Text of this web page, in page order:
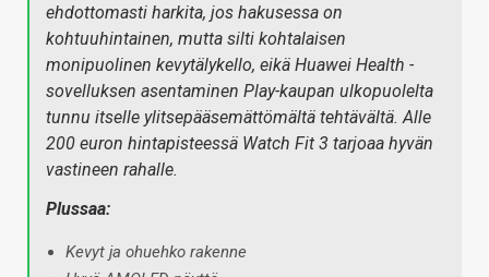
ehdottomasti harkita, jos hakusessa on
kohtuuhintainen, mutta silti kohtalaisen
monipuolinen kevytälykello, eikä Huawei Health -
sovelluksen asentaminen Play-kaupan ulkopuolelta
tunnu itselle ylitsepääsemättömältä tehtävältä. Alle
200 euron hintapisteessä Watch Fit 3 tarjoaa hyvän
vastineen rahalle.
Plussaa:
Kevyt ja ohuehko rakenne